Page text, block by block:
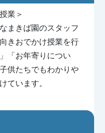
業＞
まきば園のスタッフ
きおでかけ授業を行
「お年寄りについ
供たちでもわかりや
ています。